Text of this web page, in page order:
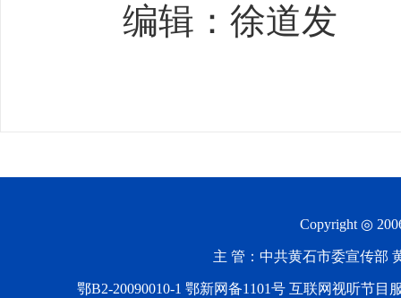
编辑：徐道发
Copyright ◎
主 管：中共黄石市委宣传部
鄂B2-20090010-1 鄂新网备1101号 互联网视听节目